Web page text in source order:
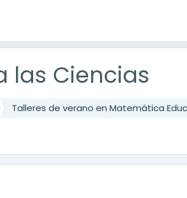
las Ciencias
Talleres de verano en Matemática